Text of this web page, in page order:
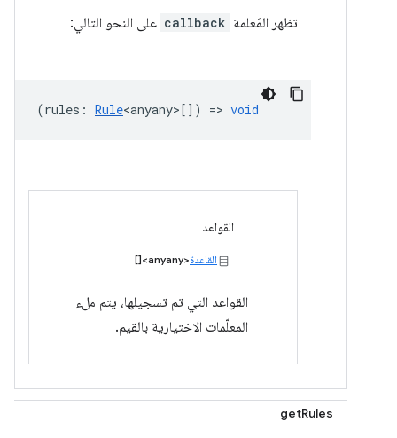
تظهر المَعلمة callback على النحو التالي:
(rules : Rule<anyany> []) => void
القواعد
القاعدة<anyany>[]
القواعد التي تم تسجيلها، يتم ملء
المعلّمات الاختيارية بالقيم.
getRules